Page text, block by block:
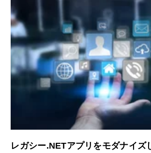
レガシー.NETアプリをモダナイズ